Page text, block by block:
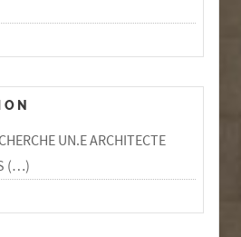
UN.E ARCHITECTE
(…)